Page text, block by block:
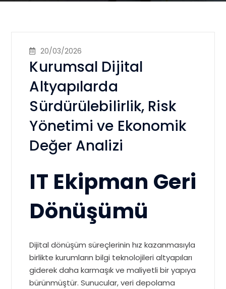
20/03/2026
Kurumsal Dijital
Altyapılarda
Sürdürülebilirlik, Risk
Yönetimi ve Ekonomik
Değer Analizi
IT Ekipman Geri
Dönüşümü
Dijital dönüşüm süreçlerinin hız kazanmasıyla
birlikte kurumların bilgi teknolojileri altyapıları
giderek daha karmaşık ve maliyetli bir yapıya
bürünmüştür. Sunucular, veri depolama